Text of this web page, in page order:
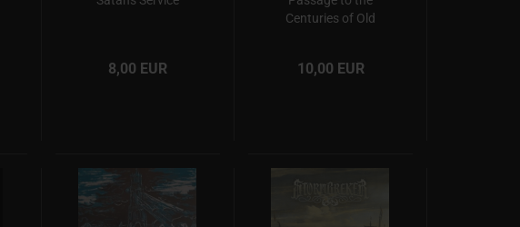
8,00 EUR
Centuries of Old
10,00 EUR